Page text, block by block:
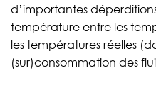
d’importantes
température entre les
les températures réelles
(sur)consommation des